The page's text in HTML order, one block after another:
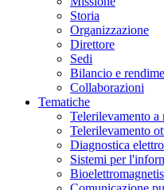
Storia
Organizzazione
Direttore
Sedi
Bilancio e
Collaborazioni
Tematiche
Telerilevamento a
Telerilevamento
Diagnostica
Sistemi per